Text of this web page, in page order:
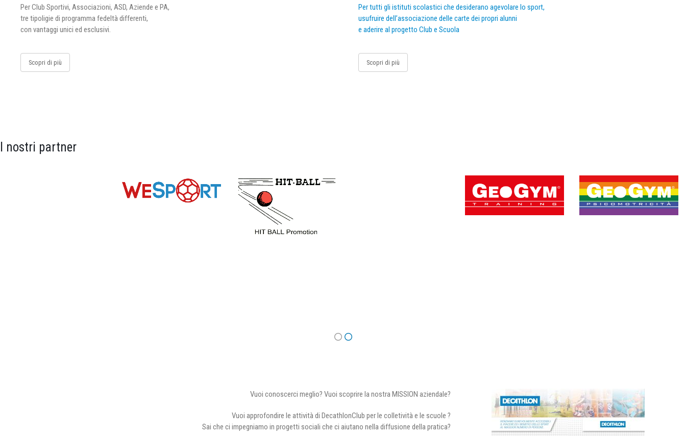
Per Club Sportivi, Associazioni, ASD, Aziende e PA,
tre tipoligie di programma fedeltà differenti,
con vantaggi unici ed esclusivi.
Scopri di più
Per tutti gli istituti scolastici che desiderano agevolare lo sport,
usufruire dell’associazione delle carte dei propri alunni
e aderire al progetto Club e Scuola
Scopri di più
I nostri partner
Vuoi conoscerci meglio? Vuoi scoprire la nostra MISSION aziendale?
Vuoi approfondire le attività di DecathlonClub per le colletività e le scuole ?
Sai che ci impegniamo in progetti sociali che ci aiutano nella diffusione della pratica?